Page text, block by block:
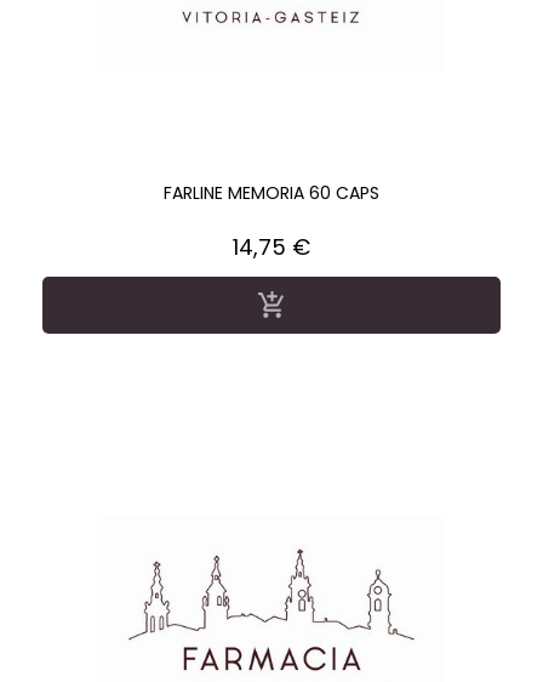
FARLINE MEMORIA 60 CAPS
Precio
14,75 €
